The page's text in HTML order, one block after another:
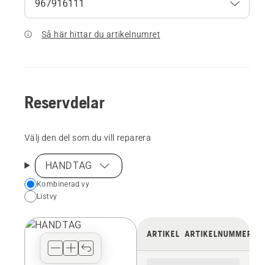
Så här hittar du artikelnumret
Reservdelar
Välj den del som du vill reparera
HANDTAG
Choose
your
view
Kombinerad vy
Listvy
ARTIKEL ARTIKELNUMMER